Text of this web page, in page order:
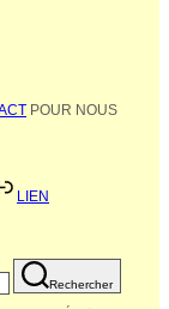
POUR NOUS
LIEN
Rechercher